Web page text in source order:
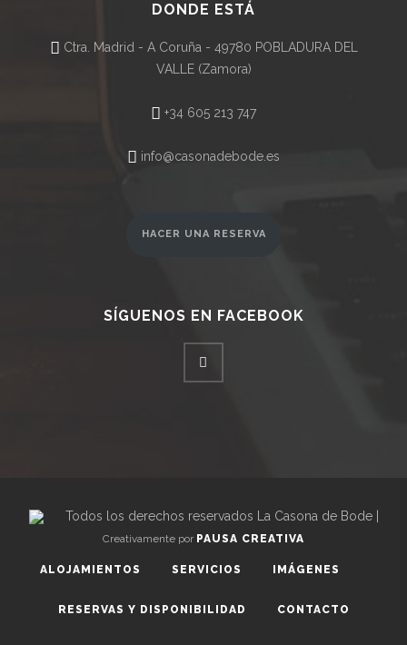
DONDE ESTÁ
Ctra. Madrid - A Coruña - 49780 POBLADURA DEL
VALLE (Zamora)
+34 605 213 747
info@casonadebode.es
HACER UNA RESERVA
SÍGUENOS EN FACEBOOK
Todos los derechos reservados La Casona de Bode |
Creativamente por PAUSA CREATIVA
ALOJAMIENTOS SERVICIOS IMÁGENES
RESERVAS Y DISPONIBILIDAD CONTACTO